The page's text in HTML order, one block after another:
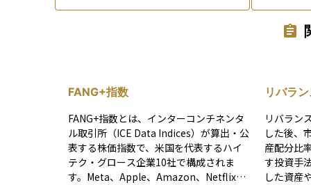
FANG+指数
FANG+指数とは、インターコンチネンタ
ル取引所（ICE Data Indices）が算出・公
表する株価指数で、米国を代表するハイ
テク・グロース企業10社で構成されま
す。Meta、Apple、Amazon、Netflix、
リバラ
リバラン
した後、
産配分比
す投資手法です。 具
した資産